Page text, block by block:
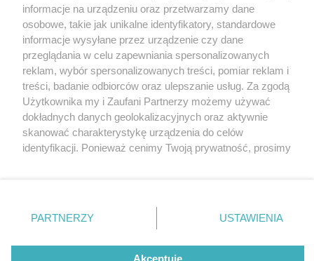
1 / 12
Strażacy dla Ukrainy 1
Nie zapomnij
zapoznać się z:
polityką prywatności regulamin korzystania z portali
Twojemiasto
Piekary Śląskie
Chorzów
Tarnowskie Góry
Gliwice
Skontakuj sięz nami
Kontakt
Wydawca
Redakcja
informacje na urządzeniu oraz przetwarzamy dane
osobowe, takie jak unikalne identyfikatory, standardowe
informacje wysyłane przez urządzenie czy dane
przeglądania w celu zapewniania spersonalizowanych
reklam, wybór spersonalizowanych treści, pomiar reklam i
treści, badanie odbiorców oraz ulepszanie usług. Za zgodą
Użytkownika my i Zaufani Partnerzy możemy używać
dokładnych danych geolokalizacyjnych oraz aktywnie
skanować charakterystykę urządzenia do celów
identyfikacji. Ponieważ cenimy Twoją prywatność, prosimy
prywatności znajdujący się w lewym dolnym rogu strony
. Niektóre rodzaje przetwarzania danych nie wymagają
zgody użytkownika, ale masz prawo sprzeciwić się
takiemu przetwarzaniu. Preferencje będą miały
PARTNERZY USTAWIENIA
Akceptuję